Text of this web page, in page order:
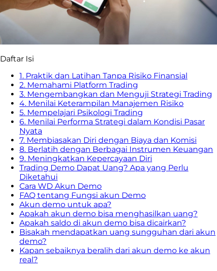
Daftar Isi
1. Praktik dan Latihan Tanpa Risiko Finansial
2. Memahami Platform Trading
3. Mengembangkan dan Menguji Strategi Trading
4. Menilai Keterampilan Manajemen Risiko
5. Mempelajari Psikologi Trading
6. Menilai Performa Strategi dalam Kondisi Pasar
Nyata
7. Membiasakan Diri dengan Biaya dan Komisi
8. Berlatih dengan Berbagai Instrumen Keuangan
9. Meningkatkan Kepercayaan Diri
Trading Demo Dapat Uang? Apa yang Perlu
Diketahui
Cara WD Akun Demo
FAQ tentang Fungsi akun Demo
Akun demo untuk apa?
Apakah akun demo bisa menghasilkan uang?
Apakah saldo di akun demo bisa dicairkan?
Bisakah mendapatkan uang sungguhan dari akun
demo?
Kapan sebaiknya beralih dari akun demo ke akun
real?